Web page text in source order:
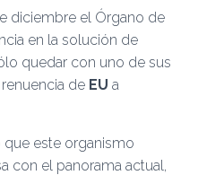
diciembre el Órgano de
en la solución de
quedar con uno de sus
de EU a
que este organismo
con el panorama actual,